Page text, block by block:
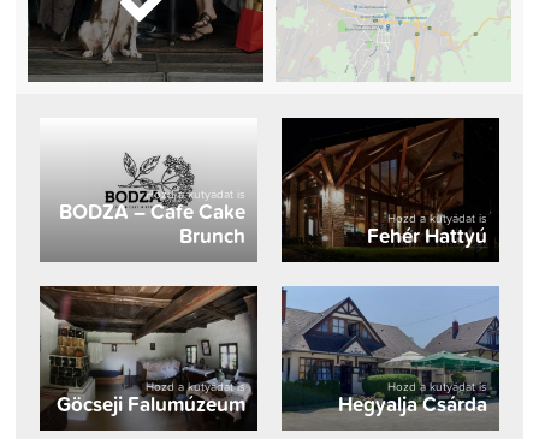
Hozd a kutyádat is
BODZA – Cafe Cake
Brunch
Hozd a kutyádat is
Fehér Hattyú
Hozd a kutyádat is
Göcseji Falumúzeum
Hozd a kutyádat is
Hegyalja Csárda